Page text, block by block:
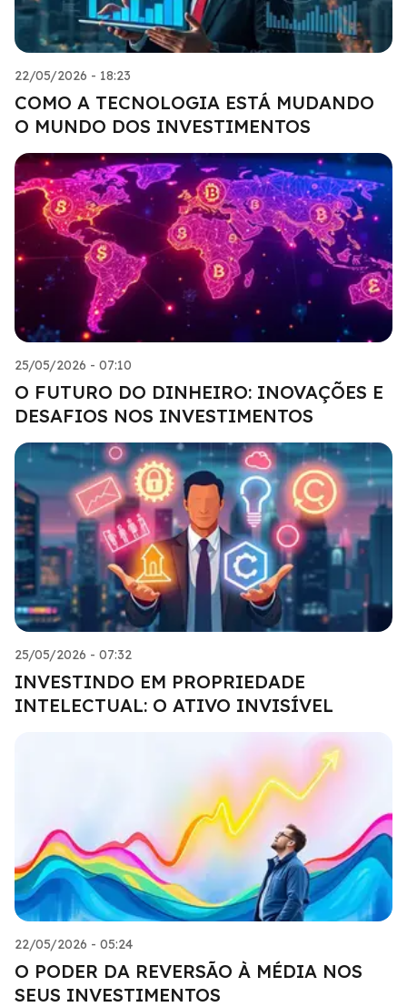
22/05/2026 - 18:23
COMO A TECNOLOGIA ESTÁ MUDANDO
O MUNDO DOS INVESTIMENTOS
25/05/2026 - 07:10
O FUTURO DO DINHEIRO: INOVAÇÕES E
DESAFIOS NOS INVESTIMENTOS
25/05/2026 - 07:32
INVESTINDO EM PROPRIEDADE
INTELECTUAL: O ATIVO INVISÍVEL
22/05/2026 - 05:24
O PODER DA REVERSÃO À MÉDIA NOS
SEUS INVESTIMENTOS